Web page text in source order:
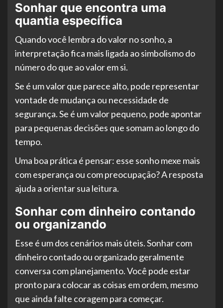
Sonhar que encontra uma
quantia específica
Quando você lembra do valor no sonho, a
interpretação fica mais ligada ao simbolismo do
número do que ao valor em si.
Se é um valor que parece alto, pode representar
vontade de mudança ou necessidade de
segurança. Se é um valor pequeno, pode apontar
para pequenas decisões que somam ao longo do
tempo.
Uma boa prática é pensar: esse sonho mexe mais
com esperança ou com preocupação? A resposta
ajuda a orientar sua leitura.
Sonhar com dinheiro contando
ou organizando
Esse é um dos cenários mais úteis. Sonhar com
dinheiro contado ou organizado geralmente
conversa com planejamento. Você pode estar
pronto para colocar as coisas em ordem, mesmo
que ainda falte coragem para começar.